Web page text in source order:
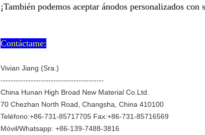
¡También podemos aceptar ánodos personalizados
Contáctame:
Vivian Jiang (Sra.)
-----------------------------------------
China Hunan High Broad New Material Co.Ltd.
70 Chezhan North Road, Changsha, China 410100
Teléfono:+86-731-85717705 Fax:+86-731-85716569
Móvil/Whatsapp: +86-139-7488-3816